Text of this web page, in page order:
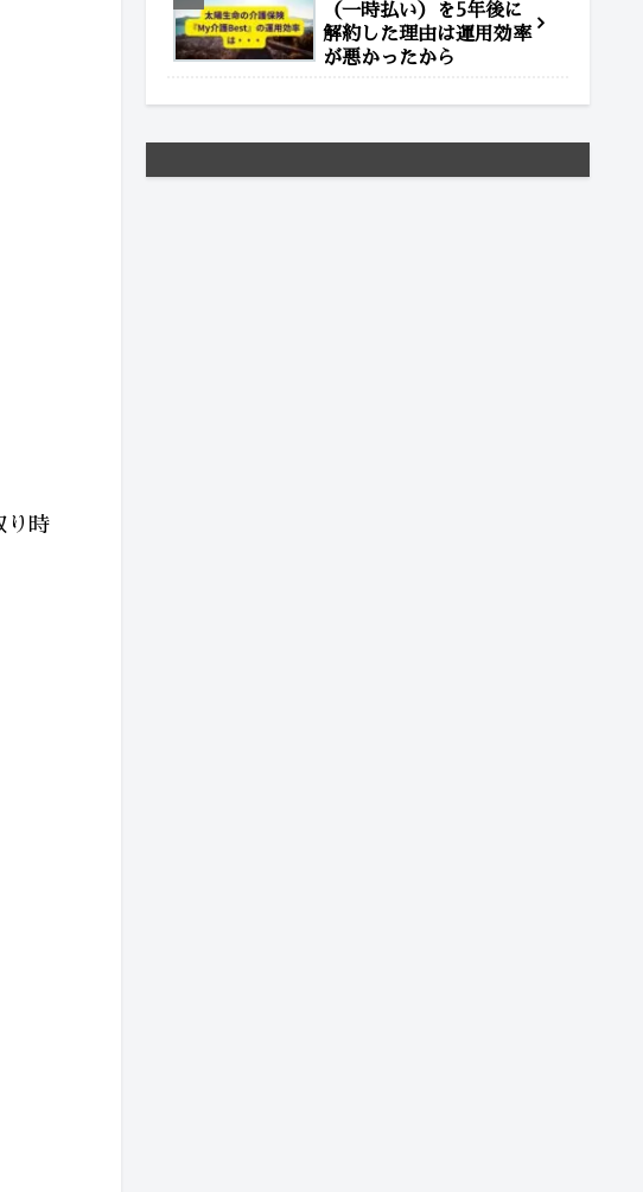
り時
（一時払い）を5年後に
解約した理由は運用効率
が悪かったから